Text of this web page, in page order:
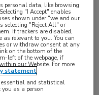
2024heeft
gevonden.
de webcast nu
het u uitkomt.
personal data, like browsing
"I Accept" enables
shown under "we and our
selecting "Reject All" or
If trackers are disabled,
as relevant to you. You can
or withdraw consent at any
on the bottom of the
left of the webpage, if
our Website. For more
statement
essential and statistical
you as a person